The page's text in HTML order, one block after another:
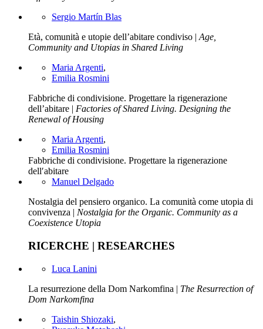
Sergio Martín Blas
Età, comunità e utopie dell’abitare condiviso | Age,
Community and Utopias in Shared Living
Maria Argenti,
Emilia Rosmini
Fabbriche di condivisione. Progettare la rigenerazione
dell’abitare | Factories of Shared Living. Designing the
Renewal of Housing
Maria Argenti,
Emilia Rosmini
Fabbriche di condivisione. Progettare la rigenerazione
dell′abitare
Manuel Delgado
Nostalgia del pensiero organico. La comunità come utopia di
convivenza | Nostalgia for the Organic. Community as a
Coexistence Utopia
RICERCHE | RESEARCHES
Luca Lanini
La resurrezione della Dom Narkomfina | The Resurrection of
Dom Narkomfina
Taishin Shiozaki,